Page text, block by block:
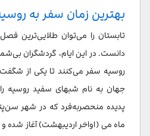
بهترین زمان سفر به
تابستان را می‌توان طلایی‌ترین
دانست. در این ایام، گردشگران
روسیه سفر می‌کنند تا یکی از
جهان به نام شبهای سفید روسیه
پدیده‌ منحصربه‌فرد که در شهر
ماه می (اواخر اردیبهشت) آغاز شده و